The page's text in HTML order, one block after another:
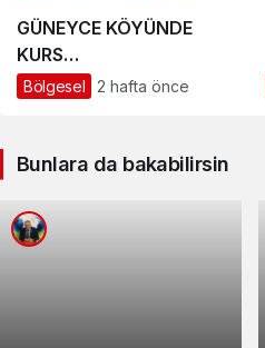
GÜNEYCE KÖYÜNDE
KURS
ÖĞRENCİLERİNDEN
ÖĞRENCİLERİ MINTIKA
Bölgesel 2 hafta önce
Bunlara da bakabilirsin